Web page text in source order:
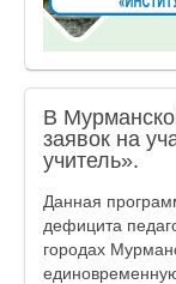
В
заявок на
учитель».
Данная
дефицита
городах